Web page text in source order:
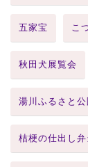
五家宝 こ
秋田犬展覧会
湯川ふるさと公
桔梗の仕出し弁